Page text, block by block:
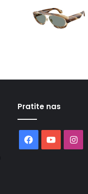
Pratite nas
Facebook
YouTube